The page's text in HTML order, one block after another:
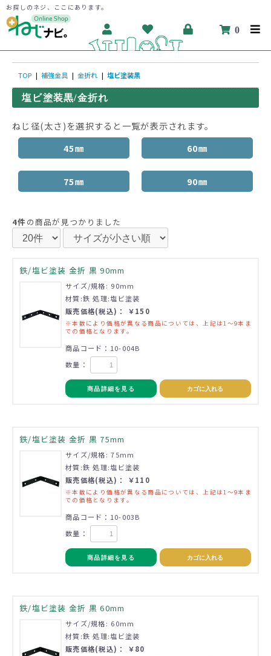
お探しのネジ、ここにあります。
0
TOP | 補強金具 | 金折れ | 塩ビ塗装黒
塩ビ塗装黒/金折れ
ねじ径(太さ)を選択すると一覧が表示されます。
45㎜
60㎜
75㎜ 90㎜
4件の商品が見つかりました
鉄/塩ビ塗装 金折 黒 90mm
サイズ/規格: 90mm
材質:鉄 処理:塩ビ塗装
販売価格(税込)： ￥150
※本数により価格が異なる商品については、上記は1～9本ま
での価格となります。
商品コード：10-004B
数量：
商品詳細を見る カゴに入れる
鉄/塩ビ塗装 金折 黒 75mm
サイズ/規格: 75mm
材質:鉄 処理:塩ビ塗装
販売価格(税込)： ￥110
※本数により価格が異なる商品については、上記は1～9本ま
での価格となります。
商品コード：10-003B
数量：
商品詳細を見る カゴに入れる
鉄/塩ビ塗装 金折 黒 60mm
サイズ/規格: 60mm
材質:鉄 処理:塩ビ塗装
販売価格(税込)： ￥80